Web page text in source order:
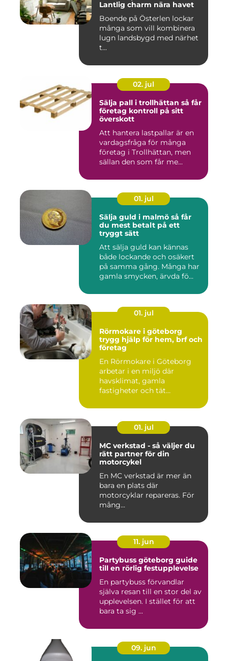
Lantlig charm nära havet
Boende på Österlen lockar
många som vill kombinera
lugn landsbygd med närhet
t...
02. jul
Sälja pall i trollhättan så får
företag kontroll på sitt
överskott
Att hantera lastpallar är en
vardagsfråga för många
företag i Trollhättan, men
sällan den som får me...
01. jul
Sälja guld i malmö så får
du mest betalt på ett
tryggt sätt
Att sälja guld kan kännas
både lockande och osäkert
på samma gång. Många har
gamla smycken, ärvda fö...
01. jul
Rörmokare i göteborg
trygg hjälp för hem, brf och
företag
En Rörmokare i Göteborg
arbetar i en miljö där
havsklimat, gamla
fastigheter och tät
01. jul
MC verkstad - så väljer du
rätt partner för din
motorcykel
En MC verkstad är mer än
bara en plats där
motorcyklar repareras. För
mång...
11. jun
Partybuss göteborg guide
till en rörlig festupplevelse
En partybuss förvandlar
själva resan till en stor del av
upplevelsen. I stället för att
bara ta sig ...
09. jun